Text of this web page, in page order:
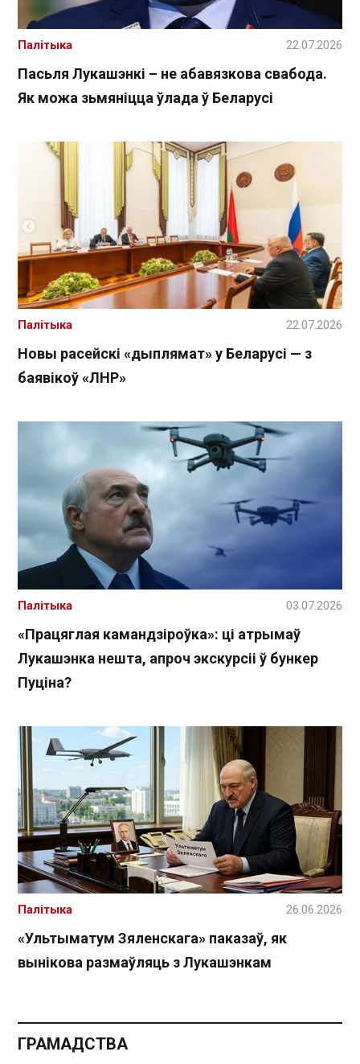
Пасьля Лукашэнкі – не абавязкова свабода.
Як можа зьмяніцца ўлада ў Беларусі
Палітыка 22.07.2026
Новы расейскі «дыплямат» у Беларусі — з
баявікоў «ЛНР»
Палітыка 22.07.2026
«Працяглая камандзіроўка»: ці атрымаў
Лукашэнка нешта, апроч экскурсіі ў бункер
Пуціна?
Палітыка 03.07.2026
«Ультыматум Зяленскага» паказаў, як
вынікова размаўляць з Лукашэнкам
Палітыка 26.06.2026
ГРАМАДСТВА